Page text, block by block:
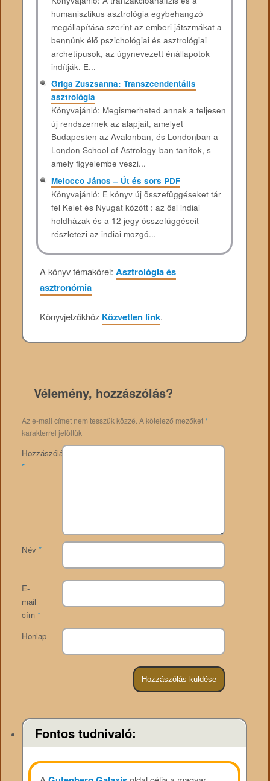
humanisztikus asztrológia egybehangzó
megállapítása szerint az emberi játszmákat a
bennünk élő pszichológiai és asztrológiai
archetípusok, az úgynevezett énállapotok
indítják. E...
Griga Zuszsanna: Transzcendentális
asztrológia
Könyvajánló: Megismerheted annak a teljesen
új rendszernek az alapjait, amelyet
Budapesten az Avalonban, és Londonban a
London School of Astrology-ban tanítok, s
amely figyelembe veszi...
Melocco János – Út és sors PDF
Könyvajánló: E könyv új összefüggéseket tár
fel Kelet és Nyugat között : az ősi indiai
holdházak és a 12 jegy összefüggéseit
részletezi az indiai mozgó...
A könyv témakörei:Asztrológia és
asztronómia
Könyvjelzőkhöz Közvetlen link.
Vélemény, hozzászólás?
Az e-mail címet nem tesszük közzé. A kötelező mezőket*
karakterrel jelöltük
Hozzászólás
*
Név *
E-
mail
cím *
Honlap
Fontos tudnivaló: